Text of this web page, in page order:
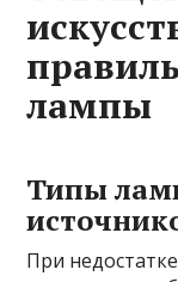
лампы
Типы
При